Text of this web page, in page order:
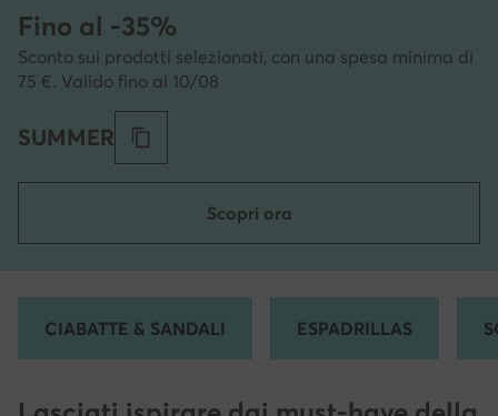
Fino al -35%
Sconto sui prodotti selezionati, con una spesa minima di
75 €. Valido fino al 10/08
SUMMER
Scopri ora
CIABATTE & SANDALI ESPADRILLAS